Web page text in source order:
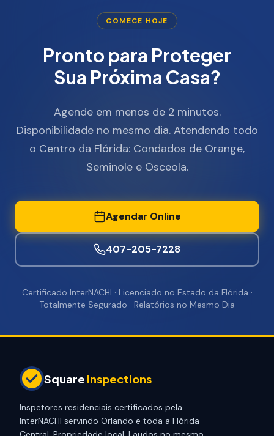
COMECE HOJE
Pronto para Proteger
Sua Próxima Casa?
Agende em menos de 2 minutos.
Disponibilidade no mesmo dia. Atendendo todo
o Centro da Flórida: Condados de Orange,
Seminole e Osceola.
Agendar Online
407-205-7228
Certificado InterNACHI · Licenciado no Estado da Flórida ·
Totalmente Segurado · Relatórios no Mesmo Dia
Square Inspections
Inspetores residenciais certificados pela
InterNACHI servindo Orlando e toda a Flórida